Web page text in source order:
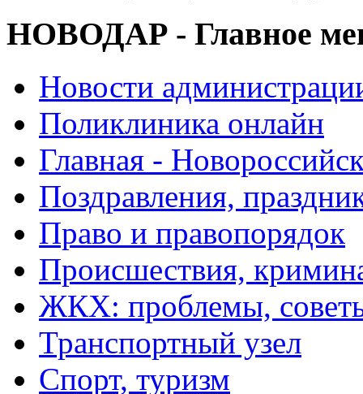
НОВОДАР - Главное
Новости
Поликлиника онлайн
Главная -
Поздравления,
Право и правопорядок
Происшествия,
ЖКХ: проблемы,
Транспортный узел
Спорт, туризм